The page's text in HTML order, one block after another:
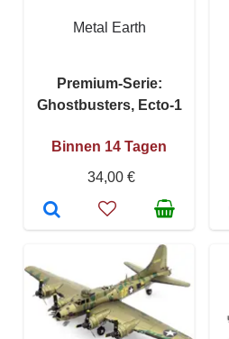
Metal Earth
Premium-Serie:
Ghostbusters, Ecto-1
Binnen 14 Tagen
34,00 €